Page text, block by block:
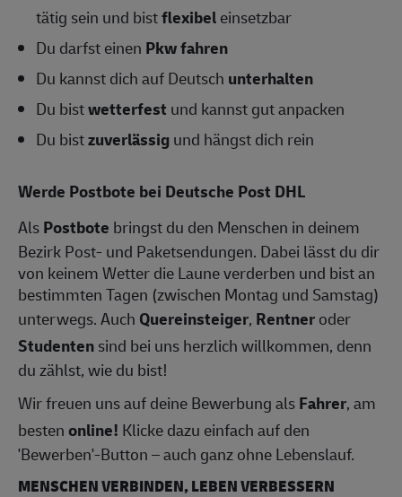
tätig sein und bistflexibeleinsetzbar
Du darfst einen Pkw fahren
Du kannst dich auf Deutsch unterhalten
Du bistwetterfest und kannst gut anpacken
Du bistzuverlässigund hängst dich rein
Werde Postbote bei Deutsche Post DHL
AlsPostbote bringst du den Menschen in deinem
Bezirk Post- und Paketsendungen. Dabei lässt du dir
von keinem Wetter die Laune verderben und bist an
bestimmten Tagen (zwischen Montag und Samstag)
unterwegs. Auch Quereinsteiger, Rentneroder
Studentensind bei uns herzlich willkommen, denn
du zählst, wie du bist!
Wir freuen uns auf deine Bewerbung alsFahrer, am
bestenonline! Klicke dazu einfach auf den
'Bewerben'-Button – auch ganz ohne Lebenslauf.
MENSCHEN VERBINDEN, LEBEN VERBESSERN